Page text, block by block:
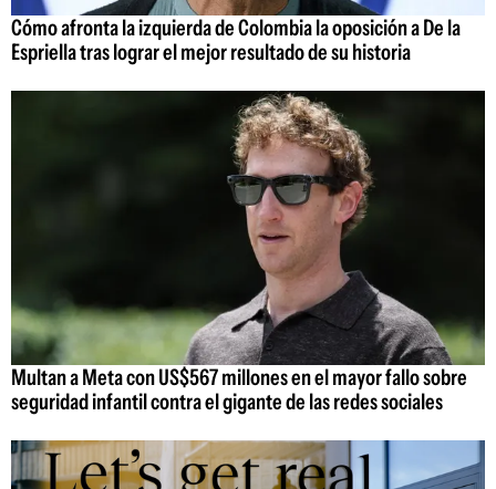
Cómo afronta la izquierda de Colombia la oposición a De la
Espriella tras lograr el mejor resultado de su historia
Multan a Meta con US$567 millones en el mayor fallo sobre
seguridad infantil contra el gigante de las redes sociales